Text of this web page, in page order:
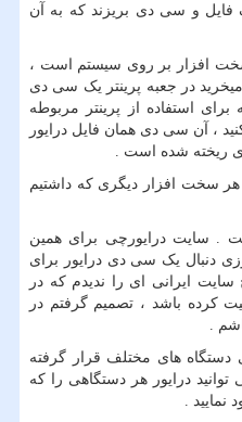
فایل و سی دی بریزند که به آن
افزار بر روی سیستم است ،
در جعبه پرینتر یک سی دی
برای استفاده از پرینتر مربوطه
، آن سی دی همان فایل درایور
ریخته شده است .
هر سخت افزار دیگری که داشتیم
سایت درایورچی برای همین
دنبال یک سی دی درایور برای
ایرانی ای را ندیدم که در
کرده باشد ، تصمیم گرفتم در
.
دستگاه های مختلف قرار گرفته
درایور هر دستگاهی را که
.